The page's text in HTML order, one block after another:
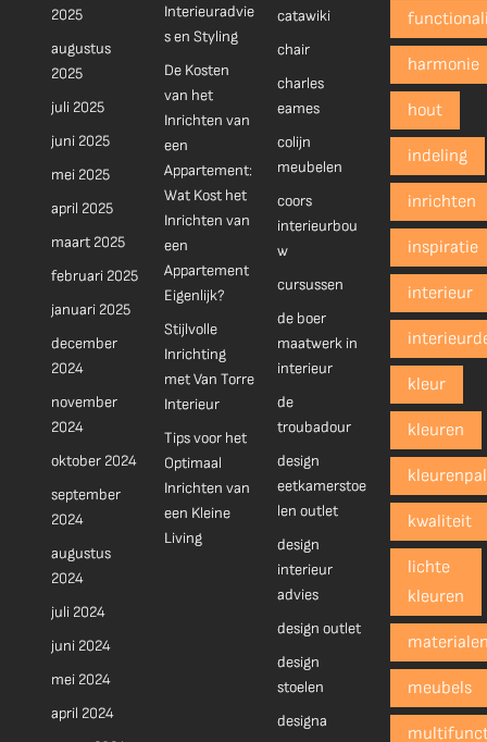
2025
augustus
2025
juli 2025
juni 2025
mei 2025
april 2025
maart 2025
februari 2025
januari 2025
december
2024
november
2024
oktober 2024
september
2024
augustus
2024
juli 2024
juni 2024
mei 2024
april 2024
Interieuradvie
s en Styling
De Kosten
van het
Inrichten van
een
Appartement:
Wat Kost het
Inrichten van
een
Appartement
Eigenlijk?
Stijlvolle
Inrichting
met Van Torre
Interieur
Tips voor het
Optimaal
Inrichten van
een Kleine
Living
catawiki
chair
charles
eames
colijn
meubelen
coors
interieurbou
w
cursussen
de boer
maatwerk in
interieur
de
troubadour
design
eetkamerstoe
len outlet
design
interieur
advies
design outlet
design
stoelen
designa
harmonie
hout
indeling
inrichten
inspiratie
interieur
kleur
kleuren
kwaliteit
lichte
kleuren
meubels